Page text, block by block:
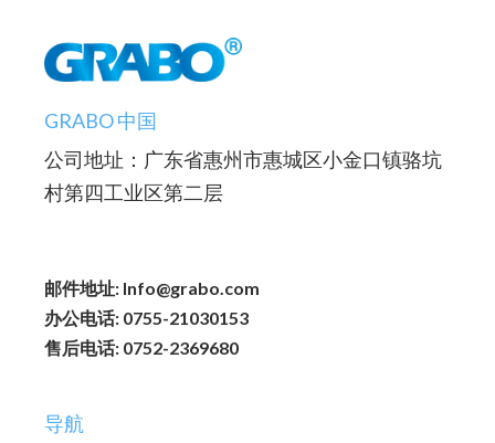
GRABO 中国
公司地址：广东省惠州市惠城区小金口镇骆坑
村第四工业区第二层
邮件地址: Info@grabo.com
办公电话: 0755-21030153
售后电话: 0752-2369680
导航